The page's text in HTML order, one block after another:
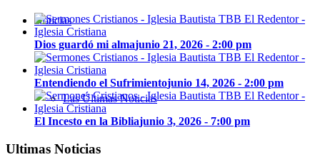
Noticias
Las Últimas Noticias
Dios guardó mi almajunio 21, 2026 - 2:00 pm
Entendiendo el Sufrimientojunio 14, 2026 - 2:00 pm
El Incesto en la Bibliajunio 3, 2026 - 7:00 pm
Ultimas Noticias